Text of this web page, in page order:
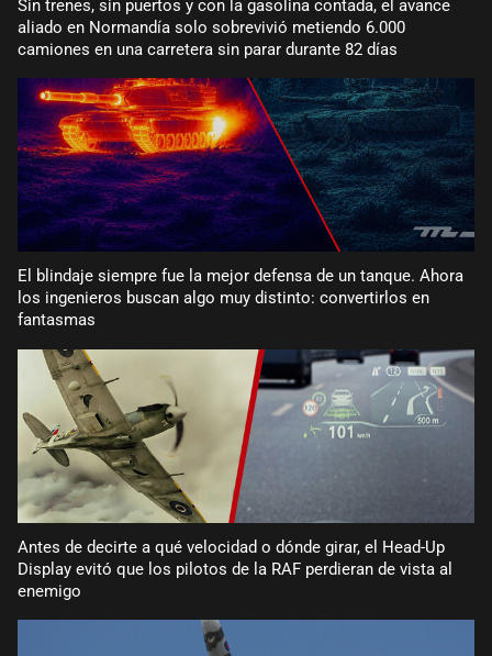
Sin trenes, sin puertos y con la gasolina contada, el avance
aliado en Normandía solo sobrevivió metiendo 6.000
camiones en una carretera sin parar durante 82 días
El blindaje siempre fue la mejor defensa de un tanque. Ahora
los ingenieros buscan algo muy distinto: convertirlos en
fantasmas
Antes de decirte a qué velocidad o dónde girar, el Head-Up
Display evitó que los pilotos de la RAF perdieran de vista al
enemigo